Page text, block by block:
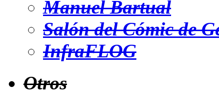
Manuel Bartual
Salón del Cómic de
InfraFLOG
Otros